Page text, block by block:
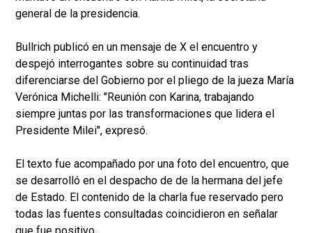
general de la presidencia.
Bullrich publicó en un mensaje de X el encuentro y
despejó interrogantes sobre su continuidad tras
diferenciarse del Gobierno por el pliego de la jueza María
Verónica Michelli: "Reunión con Karina, trabajando
siempre juntas por las transformaciones que lidera el
Presidente Milei", expresó.
El texto fue acompañado por una foto del encuentro, que
se desarrolló en el despacho de de la hermana del jefe
de Estado. El contenido de la charla fue reservado pero
todas las fuentes consultadas coincidieron en señalar